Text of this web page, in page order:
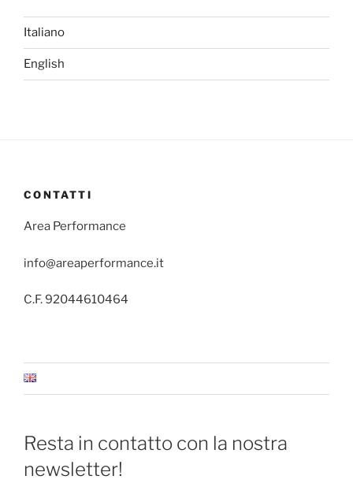
Italiano
English
CONTATTI
Area Performance
info@areaperformance.it
C.F. 92044610464
Resta in contatto con la nostra
newsletter!